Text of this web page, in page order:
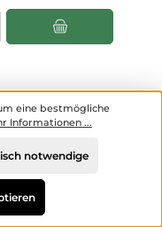
Wert ein oder benutze die
eine bestmögliche
Informationen ...
notwendige